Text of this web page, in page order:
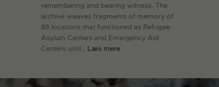
remembering and bearing witness. The
archive weaves fragments of memory of
89 locations that functioned as Refugee
Asylum Centers and Emergency Aid
Centers until… Læs mere